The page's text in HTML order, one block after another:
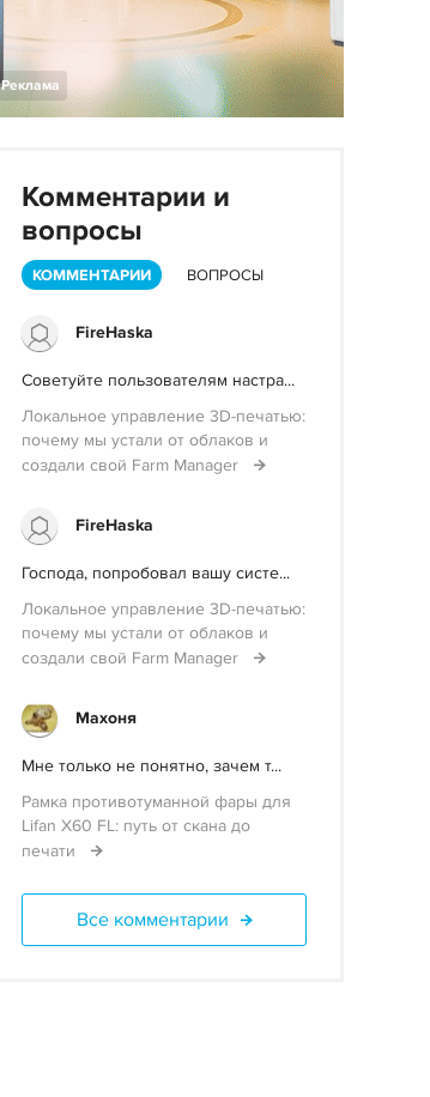
Реклама
Комментарии и
вопросы
КОММЕНТАРИИ ВОПРОСЫ
FireHaska
Советуйте пользователям настра...
Локальное управление 3D-печатью:
почему мы устали от облаков и
создали свой Farm Manager
FireHaska
Господа, попробовал вашу систе...
Локальное управление 3D-печатью:
почему мы устали от облаков и
создали свой Farm Manager
Махоня
Мне только не понятно, зачем т...
Рамка противотуманной фары для
Lifan X60 FL: путь от скана до
печати
Все комментарии